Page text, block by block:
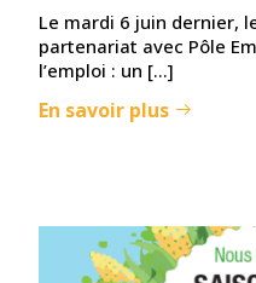
Le mardi 6 juin dernier,
partenariat avec Pôle
l’emploi : un […]
En savoir plus